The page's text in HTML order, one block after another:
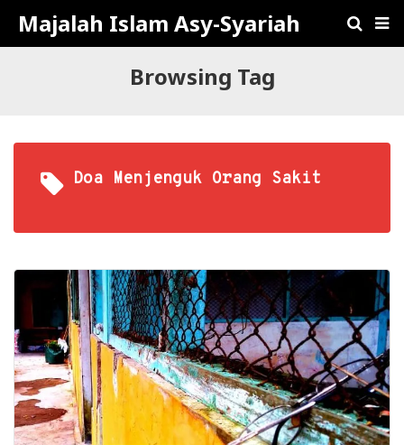
Majalah Islam Asy-Syariah
Browsing Tag
Doa Menjenguk Orang Sakit